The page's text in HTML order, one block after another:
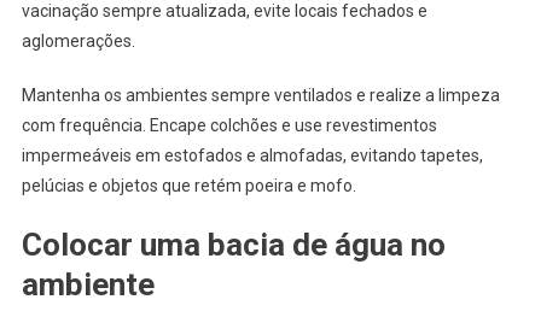
vacinação sempre atualizada, evite locais fechados e
aglomerações.
Mantenha os ambientes sempre ventilados e realize a limpeza
com frequência. Encape colchões e use revestimentos
impermeáveis em estofados e almofadas, evitando tapetes,
pelúcias e objetos que retém poeira e mofo.
Colocar uma bacia de água no
ambiente